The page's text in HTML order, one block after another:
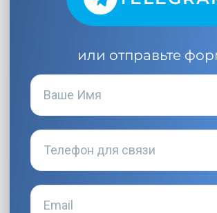
или отправьте